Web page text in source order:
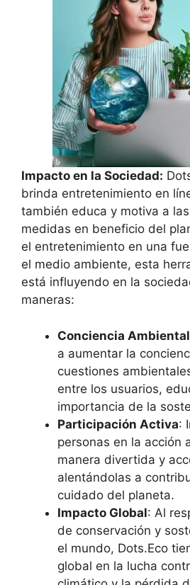
Impacto en la Sociedad:
brinda entretenimiento en
también educa y motiva a
medidas en beneficio del
el entretenimiento en una
el medio ambiente, esta
está influyendo en la
maneras:
Conciencia Ambiental
a aumentar la
cuestiones
entre los usuarios,
importancia de la
Participación Activa:
personas en la acción
manera divertida y
alentándolas a
cuidado del planeta.
Impacto Global: Al
de conservación y
el mundo, Dots.Eco
global en la lucha